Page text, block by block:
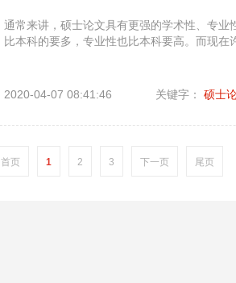
通常来讲，硕士论文具有更强的学术性、专
比本科的要多，专业性也比本科要高。而现
2020-04-07 08:41:46 关键字： 硕士
首页 1 2 3 下一页 尾页